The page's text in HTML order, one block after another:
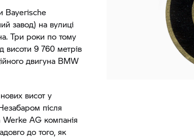
Bayerische
завод) на вулиці
Три роки по тому
висоти 9 760 метрів
двигуна BMW
висот у
після
AG компанія
до того, як